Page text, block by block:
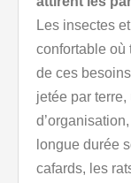
Les insectes
confortable où
de ces
jetée par
longue durée
cafards, les